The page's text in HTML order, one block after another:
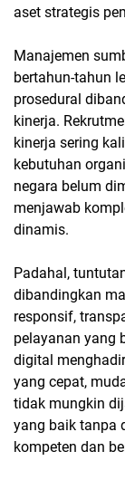
aset strategis
Manajemen
bertahun-tahun
prosedural
kinerja.
kinerja sering
kebutuhan
negara belum
menjawab
dinamis.
Padahal,
dibandingkan
responsif,
pelayanan yang
digital
yang cepat,
tidak mungkin
yang baik tanpa
kompeten dan